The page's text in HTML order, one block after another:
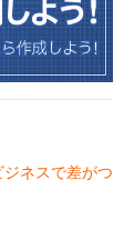
ネスで差がつ